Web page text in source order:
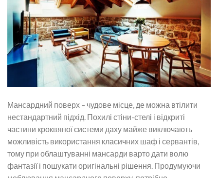
Мансардний поверх – чудове місце, де можна втілити
нестандартний підхід. Похилі стіни-стелі і відкриті
частини кроквяної системи даху майже виключають
можливість використання класичних шаф і сервантів,
тому при облаштуванні мансарди варто дати волю
фантазії і пошукати оригінальні рішення. Продумуючи